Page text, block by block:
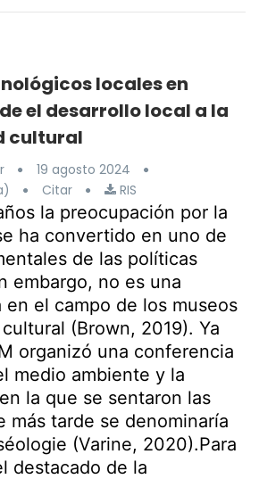
locales en
el desarrollo local a la
cultural
19 agosto 2024
Citar RIS
la preocupación por la
ha convertido en uno de
de las políticas
embargo, no es una
el campo de los museos
(Brown, 2019). Ya
organizó una conferencia
medio ambiente y la
la que se sentaron las
más tarde se denominaría
(Varine, 2020).Para
destacado de la